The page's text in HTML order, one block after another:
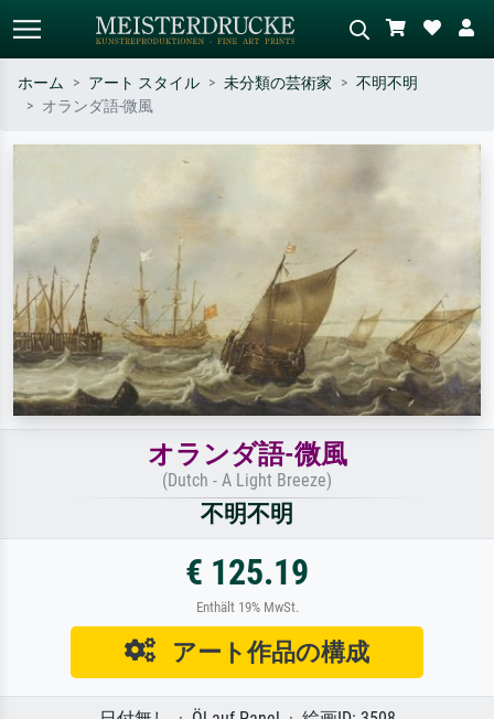
作家名・作品名・スタイルで検索
斎の波、ヌード。
油絵、木のそばの立ち姿のヌー
ホーム アート スタイル 未分類の芸術家
不明不明
オランダ語-微風
オランダ語-微風
(Dutch - A Light Breeze)
不明不明
€ 125.19
Enthält 19% MwSt.
アート作品の構成